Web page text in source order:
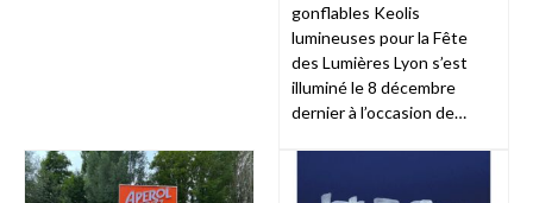
gonflables Keolis
lumineuses pour la Fête
des Lumières Lyon s’est
illuminé le 8 décembre
dernier à l’occasion de…